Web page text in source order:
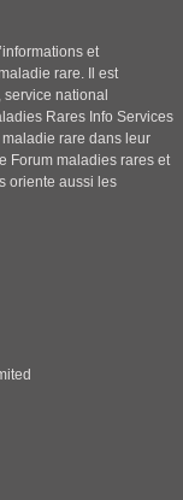
et
rare. Il est
national
Rares Info Services
rare dans leur
Forum maladies rares et
oriente aussi les